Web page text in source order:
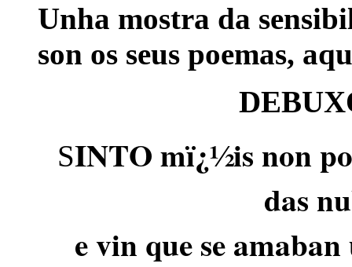
Unha mostra da
son os seus poemas,
SINTO mï¿½is non
das
e vin que se